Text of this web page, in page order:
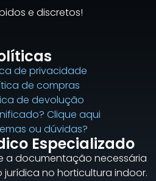
e discretos!
de privacidade
de compras
de devolução
Clique aqui
ou dúvidas?
Especializado
a documentação necessária
no horticultura indoor.